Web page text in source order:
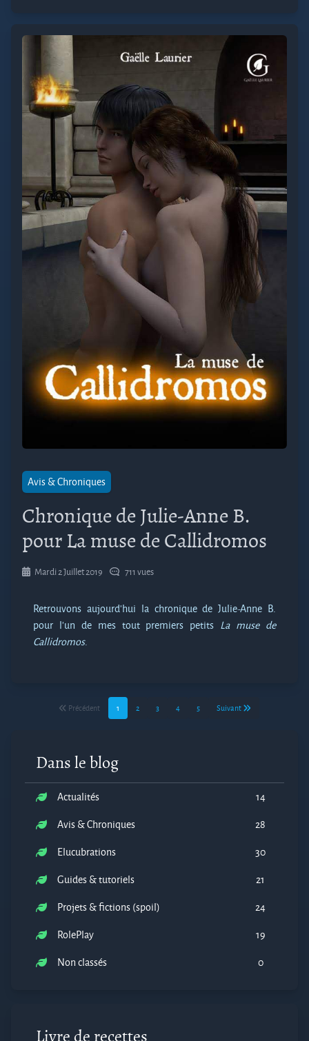
Avis & Chroniques
Chronique de Julie-Anne B.
pour La muse de Callidromos
Mardi 2 Juillet 2019 711 vues
Retrouvons aujourd’hui la chronique de Julie-Anne B.
pour l’un de mes tout premiers petits La muse de
Callidromos.
Précédent 1 2 3 4 5 Suivant
Dans le blog
Actualités
14
Avis & Chroniques
28
Elucubrations
30
Guides & tutoriels
21
Projets & fictions (spoil)
24
RolePlay
19
Non classés
0
Livre de recettes